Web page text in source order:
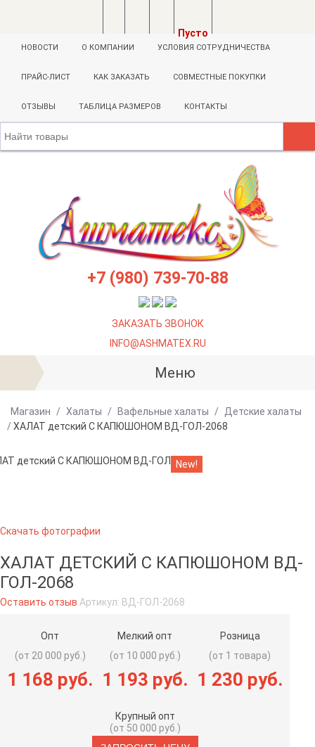
Пусто
НОВОСТИ О КОМПАНИИ УСЛОВИЯ СОТРУДНИЧЕСТВА
ПРАЙС-ЛИСТ КАК ЗАКАЗАТЬ СОВМЕСТНЫЕ ПОКУПКИ
ОТЗЫВЫ ТАБЛИЦА РАЗМЕРОВ КОНТАКТЫ
+7 (980) 739-70-88
ЗАКАЗАТЬ ЗВОНОК
INFO@ASHMATEX.RU
Меню
Магазин / Халаты / Вафельные халаты / Детские халаты
/ХАЛАТ детский С КАПЮШОНОМ ВД-ГОЛ-2068
New!
Скачать фотографии
ХАЛАТ ДЕТСКИЙ С КАПЮШОНОМ ВД-
ГОЛ-2068
Оставить отзыв Артикул: ВД-ГОЛ-2068
Опт
(от 20 000 руб.)
1 168 руб.
Мелкий опт
(от 10 000 руб.)
1 193 руб.
Розница
(от 1 товара)
1 230 руб.
Крупный опт
(от 50 000 руб.)